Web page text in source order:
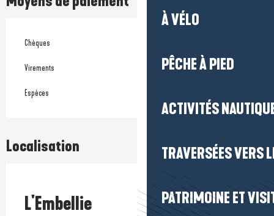
À VÉLO
PÊCHE À PIED
ACTIVITÉS
TRAVERSÉES VERS
PATRIMOINE ET
Chèques
Virements
Espèces
Localisation
L'Embellie
Prestataire engagé dans une démarche écoresponsable